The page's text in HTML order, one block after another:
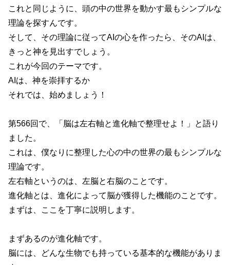
これと同じように、頭の中の世界を動かす最もシンプルな
理論を探すんです。
そして、その理論に従ってAIの心を作ったら、そのAIは、
きっと神を見出すでしょう。
これが今回のテーマです。
AIは、神を崇拝するか
それでは、始めましょう！
第566回で、「脳は左右軸と進化軸で整理せよ！」と語り
ました。
これは、僕なりに整理した心の中の世界の最もシンプルな
理論です。
左右軸というのは、左脳と右脳のことです。
進化軸とは、進化によって脳が獲得した機能のことです。
まずは、ここを丁寧に説明します。
まずあるのが進化軸です。
脳には、どんな生物でも持っている基本的な機能がありま